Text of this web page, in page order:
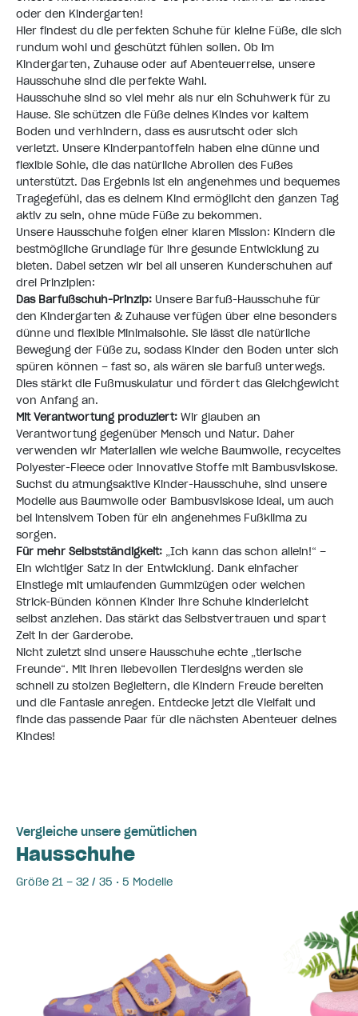
oder den Kindergarten!
Hier findest du die perfekten Schuhe für kleine Füße, die sich
rundum wohl und geschützt fühlen sollen. Ob im
Kindergarten, Zuhause oder auf Abenteuerreise, unsere
Hausschuhe sind die perfekte Wahl.
Hausschuhe sind so viel mehr als nur ein Schuhwerk für zu
Hause. Sie schützen die Füße deines Kindes vor kaltem
Boden und verhindern, dass es ausrutscht oder sich
verletzt. Unsere Kinderpantoffeln haben eine dünne und
flexible Sohle, die das natürliche Abrollen des Fußes
unterstützt. Das Ergebnis ist ein angenehmes und bequemes
Tragegefühl, das es deinem Kind ermöglicht den ganzen Tag
aktiv zu sein, ohne müde Füße zu bekommen.
Unsere Hausschuhe folgen einer klaren Mission: Kindern die
bestmögliche Grundlage für ihre gesunde Entwicklung zu
bieten. Dabei setzen wir bei all unseren Kunderschuhen auf
drei Prinzipien:
Das Barfußschuh-Prinzip: Unsere Barfuß-Hausschuhe für
den Kindergarten & Zuhause verfügen über eine besonders
dünne und flexible Minimalsohle. Sie lässt die natürliche
Bewegung der Füße zu, sodass Kinder den Boden unter sich
spüren können – fast so, als wären sie barfuß unterwegs.
Dies stärkt die Fußmuskulatur und fördert das Gleichgewicht
von Anfang an.
Mit Verantwortung produziert: Wir glauben an
Verantwortung gegenüber Mensch und Natur. Daher
verwenden wir Materialien wie weiche Baumwolle, recyceltes
Polyester-Fleece oder innovative Stoffe mit Bambusviskose.
Suchst du atmungsaktive Kinder-Hausschuhe, sind unsere
Modelle aus Baumwolle oder Bambusviskose ideal, um auch
bei intensivem Toben für ein angenehmes Fußklima zu
sorgen.
Für mehr Selbstständigkeit: „Ich kann das schon allein!“ –
Ein wichtiger Satz in der Entwicklung. Dank einfacher
Einstiege mit umlaufenden Gummizügen oder weichen
Strick-Bünden können Kinder ihre Schuhe kinderleicht
selbst anziehen. Das stärkt das Selbstvertrauen und spart
Zeit in der Garderobe.
Nicht zuletzt sind unsere Hausschuhe echte „tierische
Freunde“. Mit ihren liebevollen Tierdesigns werden sie
schnell zu stolzen Begleitern, die Kindern Freude bereiten
und die Fantasie anregen. Entdecke jetzt die Vielfalt und
finde das passende Paar für die nächsten Abenteuer deines
Kindes!
Vergleiche unsere gemütlichen
Hausschuhe
Größe 21 – 32 / 35 • 5 Modelle